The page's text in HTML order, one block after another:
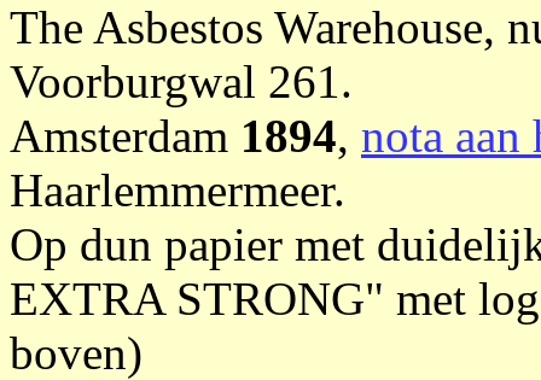
The Asbestos Warehouse,
Voorburgwal 261.
Amsterdam 1894, nota aan
Haarlemmermeer.
Op dun papier met
EXTRA STRONG" met
boven)